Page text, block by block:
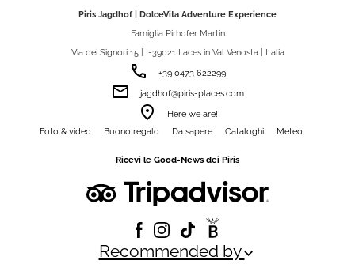
Piris Jagdhof | DolceVita Adventure Experience
Famiglia Pirhofer Martin
Via dei Signori 15 | I-39021 Laces in Val Venosta | Italia
phone +39 0473 622299
email jagdhof@piris-places.com
room Here we are!
Recommended bykeyboard_arrow_down
Foto & video Buono regalo Da sapere Cataloghi Meteo
Ricevi le Good-News dei Piris